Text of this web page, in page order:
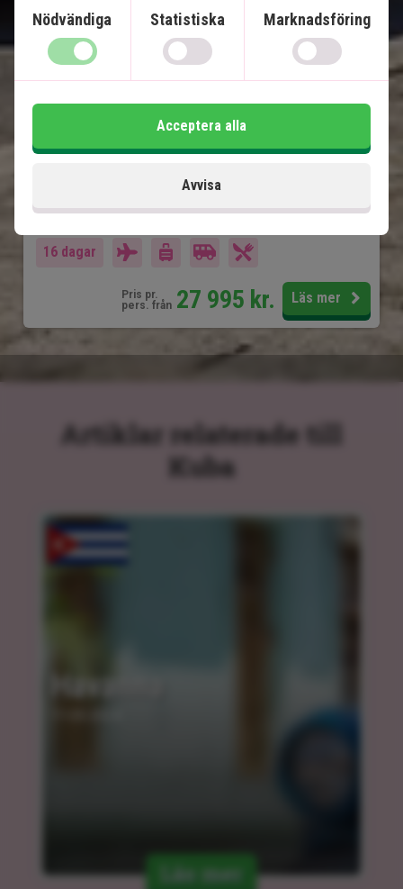
och Trinidad
Avkopplande all inclusive-semester på
stranden
Cykel-, rid- eller vandringstur i Viñales
16 dagar
Pris pr.
pers. från 27 995 kr. Läs mer
Artiklar relaterade till
Kuba
Havanna
Läs mer
Nödvändiga Statistiska Marknadsföring
Avvisa
Acceptera alla